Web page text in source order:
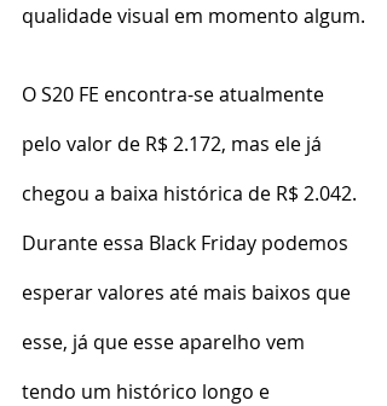
qualidade visual em momento algum.
O S20 FE encontra-se atualmente
pelo valor de R$ 2.172, mas ele já
chegou a baixa histórica de R$ 2.042.
Durante essa Black Friday podemos
esperar valores até mais baixos que
esse, já que esse aparelho vem
tendo um histórico longo e